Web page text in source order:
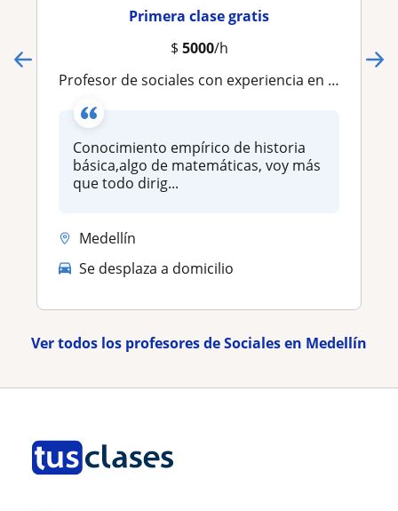
Primera clase gratis
$ 5000/h
Profesor de sociales con experiencia en clase estudiantes de primaria y secundaria
Conocimiento empírico de historia
básica,algo de matemáticas, voy más
que todo dirig...
Medellín
Se desplaza a domicilio
Ver todos los profesores de Sociales en Medellín